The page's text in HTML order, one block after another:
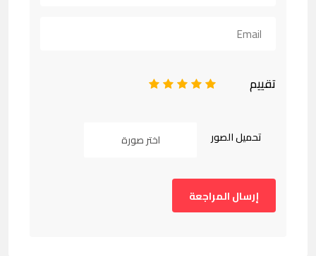
تقييم 5
4
3
2
تحميل الصور اختر صورة